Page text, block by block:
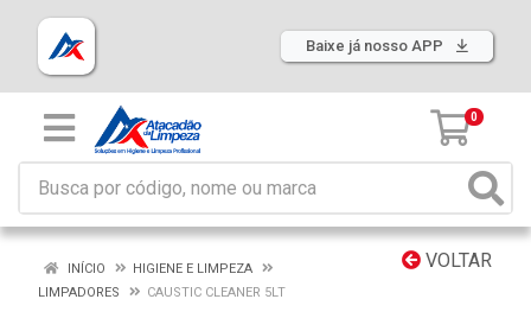
Baixe já nosso APP
0
VOLTAR
INÍCIO
HIGIENE E LIMPEZA
LIMPADORES
CAUSTIC CLEANER 5LT